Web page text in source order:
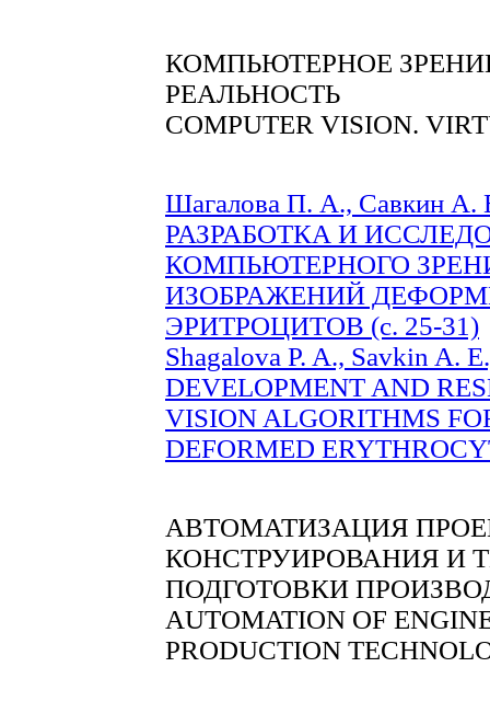
КОМПЬЮТЕРНОЕ
РЕАЛЬНОСТЬ
COMPUTER VISION.
Шагалова П. А., Савкин А.
РАЗРАБОТКА И
КОМПЬЮТЕРНОГО
ИЗОБРАЖЕНИЙ
ЭРИТРОЦИТОВ (с. 25-31)
Shagalova P. A., Savkin A.
DEVELOPMENT AND
VISION ALGORITHMS
DEFORMED
АВТОМАТИЗАЦИЯ
КОНСТРУИРОВАНИЯ И
ПОДГОТОВКИ
AUTOMATION OF
PRODUCTION